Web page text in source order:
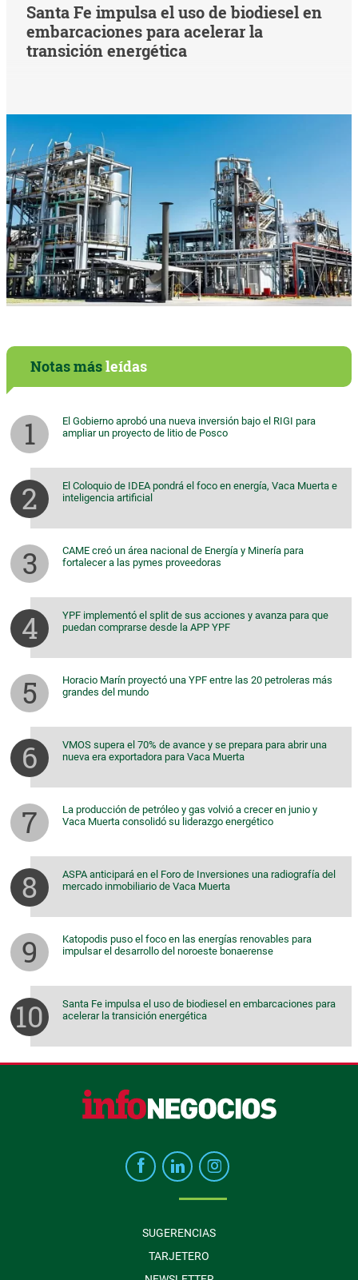
Santa Fe impulsa el uso de biodiesel en
embarcaciones para acelerar la
transición energética
Notas másleídas
El Gobierno aprobó una nueva inversión bajo el RIGI para
ampliar un proyecto de litio de Posco
El Coloquio de IDEA pondrá el foco en energía, Vaca Muerta e
inteligencia artificial
CAME creó un área nacional de Energía y Minería para
fortalecer a las pymes proveedoras
YPF implementó el split de sus acciones y avanza para que
puedan comprarse desde la APP YPF
Horacio Marín proyectó una YPF entre las 20 petroleras más
grandes del mundo
VMOS supera el 70% de avance y se prepara para abrir una
nueva era exportadora para Vaca Muerta
La producción de petróleo y gas volvió a crecer en junio y
Vaca Muerta consolidó su liderazgo energético
ASPA anticipará en el Foro de Inversiones una radiografía del
mercado inmobiliario de Vaca Muerta
Katopodis puso el foco en las energías renovables para
impulsar el desarrollo del noroeste bonaerense
Santa Fe impulsa el uso de biodiesel en embarcaciones para
acelerar la transición energética
SUGERENCIAS
TARJETERO